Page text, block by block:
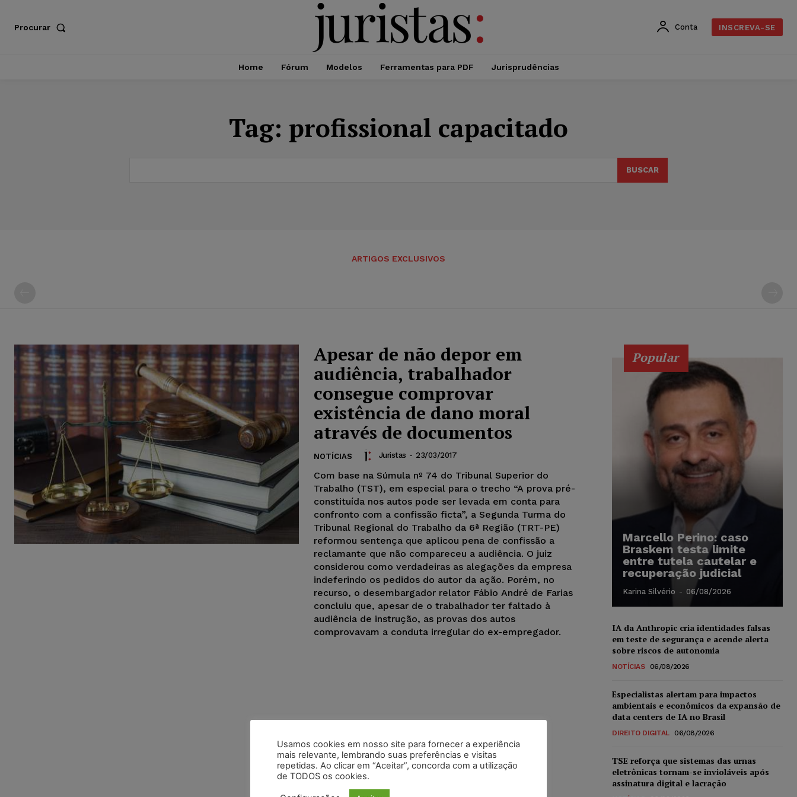
Procurar Conta INSCREVA-SE
Home Fórum Modelos Ferramentas para PDF Jurisprudências
Tag: profissional capacitado
BUSCAR
ARTIGOS EXCLUSIVOS
Apesar de não depor em
audiência, trabalhador
consegue comprovar
existência de dano moral
através de documentos
NOTÍCIAS Juristas - 23/03/2017
Com base na Súmula nº 74 do Tribunal Superior do
Trabalho (TST), em especial para o trecho “A prova pré-
constituída nos autos pode ser levada em conta para
confronto com a confissão ficta”, a Segunda Turma do
Tribunal Regional do Trabalho da 6ª Região (TRT-PE)
reformou sentença que aplicou pena de confissão a
reclamante que não compareceu a audiência. O juiz
considerou como verdadeiras as alegações da empresa
indeferindo os pedidos do autor da ação. Porém, no
recurso, o desembargador relator Fábio André de Farias
concluiu que, apesar de o trabalhador ter faltado à
audiência de instrução, as provas dos autos
comprovavam a conduta irregular do ex-empregador.
Popular
Marcello Perino: caso
Braskem testa limite
entre tutela cautelar e
recuperação judicial
Karina Silvério - 06/08/2026
IA da Anthropic cria identidades falsas
em teste de segurança e acende alerta
sobre riscos de autonomia
NOTÍCIAS 06/08/2026
Especialistas alertam para impactos
ambientais e econômicos da expansão de
data centers de IA no Brasil
DIREITO DIGITAL 06/08/2026
TSE reforça que sistemas das urnas
eletrônicas tornam-se invioláveis após
assinatura digital e lacração
Usamos cookies em nosso site para fornecer a experiência
mais relevante, lembrando suas preferências e visitas
repetidas. Ao clicar em “Aceitar”, concorda com a utilização
de TODOS os cookies.